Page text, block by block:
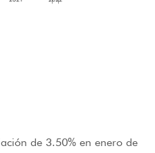
de 3.50% en enero de